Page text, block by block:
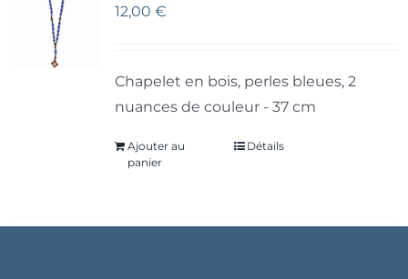
12,00 €
Chapelet en bois, perles bleues, 2
nuances de couleur - 37 cm
Ajouter au
panier
Détails